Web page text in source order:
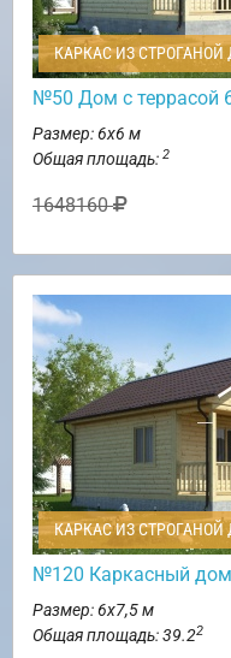
КАРКАС ИЗ СТРОГАНОЙ
№50 Дом с террасой
Размер: 6х6 м
Общая площадь: 2
1648160
КАРКАС ИЗ СТРОГАНОЙ
№120 Каркасный дом
Размер: 6х7,5 м
Общая площадь: 39.22